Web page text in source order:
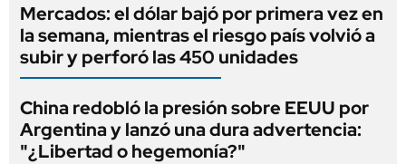
Mercados: el dólar bajó por primera vez en
la semana, mientras el riesgo país volvió a
subir y perforó las 450 unidades
China redobló la presión sobre EEUU por
Argentina y lanzó una dura advertencia:
"¿Libertad o hegemonía?"